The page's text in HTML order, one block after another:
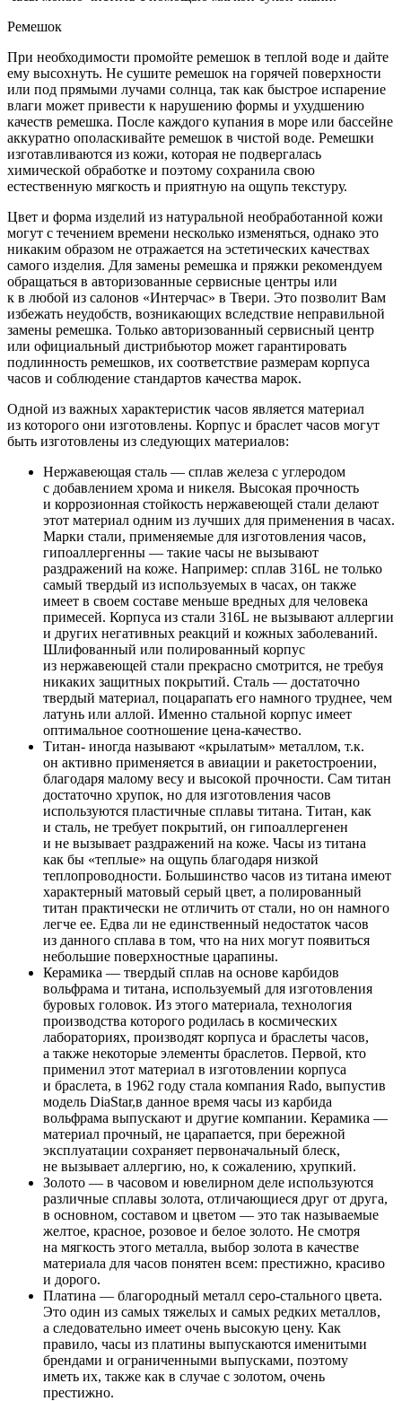
Ремешок
При необходимости промойте ремешок в теплой воде и дайте
ему высохнуть. Не сушите ремешок на горячей поверхности
или под прямыми лучами солнца, так как быстрое испарение
влаги может привести к нарушению формы и ухудшению
качеств ремешка. После каждого купания в море или бассейне
аккуратно ополаскивайте ремешок в чистой воде. Ремешки
изготавливаются из кожи, которая не подвергалась
химической обработке и поэтому сохранила свою
естественную мягкость и приятную на ощупь текстуру.
Цвет и форма изделий из натуральной необработанной кожи
могут с течением времени несколько изменяться, однако это
никаким образом не отражается на эстетических качествах
самого изделия. Для замены ремешка и пряжки рекомендуем
обращаться в авторизованные сервисные центры или
к в любой из салонов «Интерчас» в Твери. Это позволит Вам
избежать неудобств, возникающих вследствие неправильной
замены ремешка. Только авторизованный сервисный центр
или официальный дистрибьютор может гарантировать
подлинность ремешков, их соответствие размерам корпуса
часов и соблюдение стандартов качества марок.
Одной из важных характеристик часов является материал
из которого они изготовлены. Корпус и браслет часов могут
быть изготовлены из следующих материалов:
Нержавеющая сталь — сплав железа с углеродом
с добавлением хрома и никеля. Высокая прочность
и коррозионная стойкость нержавеющей стали делают
этот материал одним из лучших для применения в часах.
Марки стали, применяемые для изготовления часов,
гипоаллергенны — такие часы не вызывают
раздражений на коже. Например: сплав 316L не только
самый твердый из используемых в часах, он также
имеет в своем составе меньше вредных для человека
примесей. Корпуса из стали 316L не вызывают аллергии
и других негативных реакций и кожных заболеваний.
Шлифованный или полированный корпус
из нержавеющей стали прекрасно смотрится, не требуя
никаких защитных покрытий. Сталь — достаточно
твердый материал, поцарапать его намного труднее, чем
латунь или аллой. Именно стальной корпус имеет
оптимальное соотношение цена-качество.
Титан- иногда называют «крылатым» металлом, т.к.
он активно применяется в авиации и ракетостроении,
благодаря малому весу и высокой прочности. Сам титан
достаточно хрупок, но для изготовления часов
используются пластичные сплавы титана. Титан, как
и сталь, не требует покрытий, он гипоаллергенен
и не вызывает раздражений на коже. Часы из титана
как бы «теплые» на ощупь благодаря низкой
теплопроводности. Большинство часов из титана имеют
характерный матовый серый цвет, а полированный
титан практически не отличить от стали, но он намного
легче ее. Едва ли не единственный недостаток часов
из данного сплава в том, что на них могут появиться
небольшие поверхностные царапины.
Керамика — твердый сплав на основе карбидов
вольфрама и титана, используемый для изготовления
буровых головок. Из этого материала, технология
производства которого родилась в космических
лабораториях, производят корпуса и браслеты часов,
а также некоторые элементы браслетов. Первой, кто
применил этот материал в изготовлении корпуса
и браслета, в 1962 году стала компания Rado, выпустив
модель DiaStar,в данное время часы из карбида
вольфрама выпускают и другие компании. Керамика —
материал прочный, не царапается, при бережной
эксплуатации сохраняет первоначальный блеск,
не вызывает аллергию, но, к сожалению, хрупкий.
Золото — в часовом и ювелирном деле используются
различные сплавы золота, отличающиеся друг от друга,
в основном, составом и цветом — это так называемые
желтое, красное, розовое и белое золото. Не смотря
на мягкость этого металла, выбор золота в качестве
материала для часов понятен всем: престижно, красиво
и дорого.
Платина — благородный металл серо-стального цвета.
Это один из самых тяжелых и самых редких металлов,
а следовательно имеет очень высокую цену. Как
правило, часы из платины выпускаются именитыми
брендами и ограниченными выпусками, поэтому
иметь их, также как в случае с золотом, очень
престижно.